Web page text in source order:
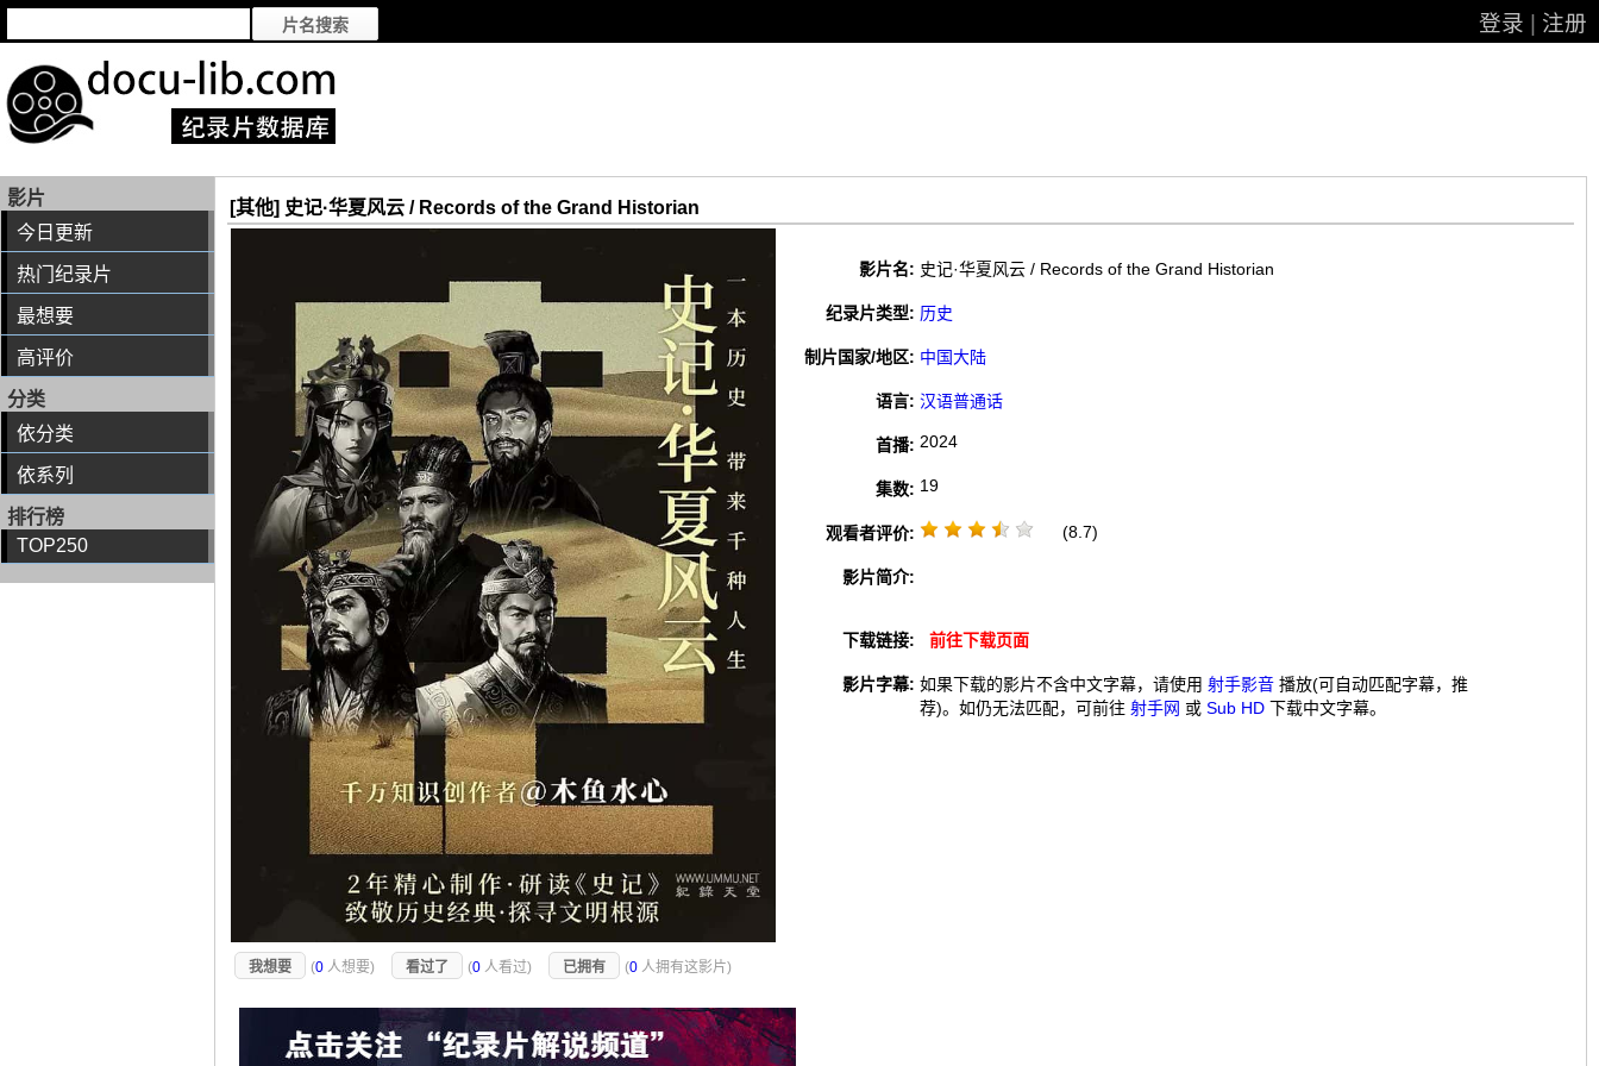
登录 注册
影片
今日更新
热门纪录片
最想要
高评价
分类
依分类
依系列
排行榜
TOP250
[其他] 史记·华夏风云 / Records of the Grand Historian
影片名: 史记·华夏风云 / Records of the Grand Historian
纪录片类型: 历史
制片国家/地区: 中国大陆
语言: 汉语普通话
首播: 2024
集数: 19
观看者评价: (8.7)
影片简介:
下载链接: 前往下载页面
影片字幕: 如果下载的影片不含中文字幕，请使用 射手影音 播放(可自动匹配字幕，推
荐)。如仍无法匹配，可前往 射手网 或 Sub HD 下载中文字幕。
我想要 (0 人想要) 看过了 (0 人看过) 已拥有 (0 人拥有这影片)